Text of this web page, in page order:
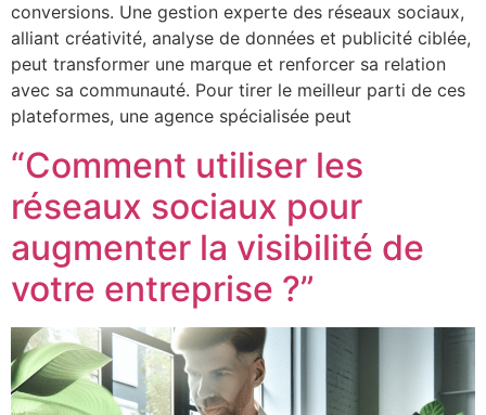
conversions. Une gestion experte des réseaux sociaux,
alliant créativité, analyse de données et publicité ciblée,
peut transformer une marque et renforcer sa relation
avec sa communauté. Pour tirer le meilleur parti de ces
plateformes, une agence spécialisée peut
“Comment utiliser les
réseaux sociaux pour
augmenter la visibilité de
votre entreprise ?”